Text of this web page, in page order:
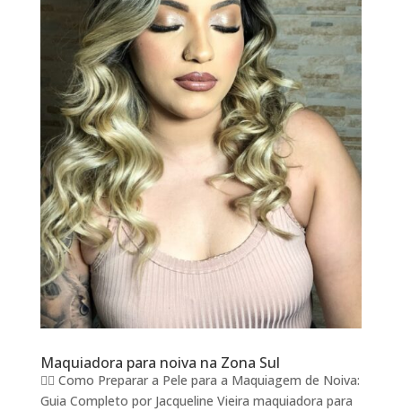
Maquiadora para noiva na Zona Sul
🧖‍♀️ Como Preparar a Pele para a Maquiagem de Noiva:
Guia Completo por Jacqueline Vieira maquiadora para